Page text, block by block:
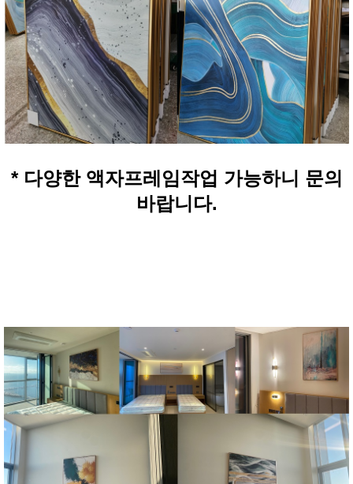
* 다양한 액자프레임작업 가능하니 문의
바랍니다.